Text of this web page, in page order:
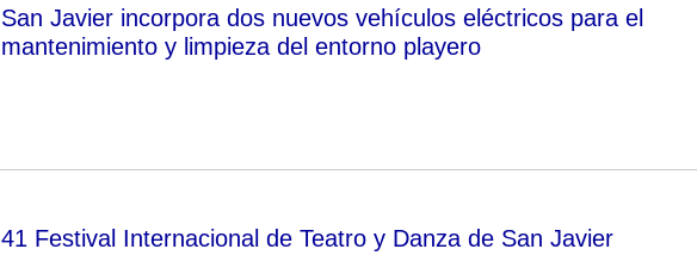
San Javier incorpora dos nuevos vehículos eléctricos para el
mantenimiento y limpieza del entorno playero
41 Festival Internacional de Teatro y Danza de San Javier